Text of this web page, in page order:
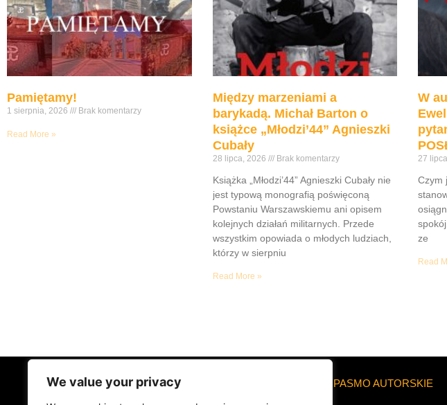
We value your privacy
Pamiętamy!
1 sierpnia, 2026 Brak komentarzy
Read More »
Między marzeniami a
barykadą. Michał Barton o
książce „Młodzi’44” Agnieszki
Cubały
28 lipca, 2026 Brak komentarzy
Książka „Młodzi’44” Agnieszki Cubały nie
jest typową monografią poświęconą
Powstaniu Warszawskiemu ani opisem
kolejnych działań militarnych. Przede
wszystkim opowiada o młodych ludziach,
którzy w sierpniu
Read More »
W
27
Czym
ze
Read
STRONA GŁÓWNA PASMO AUTORSKIE